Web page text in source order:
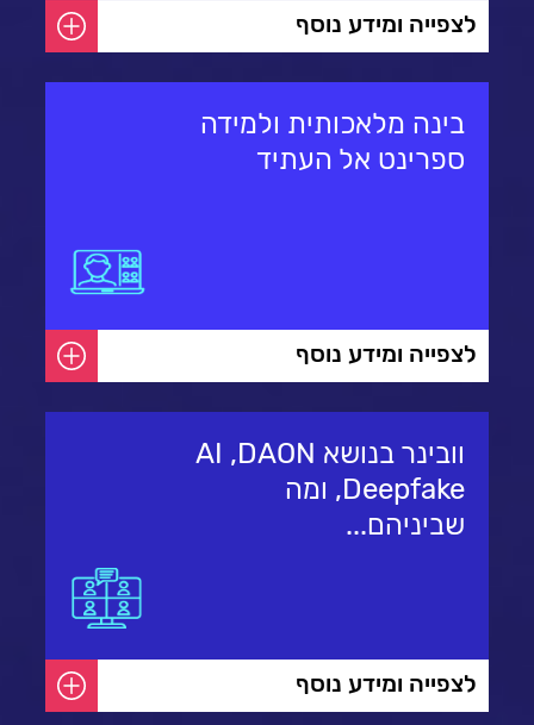
לצפייה ומידע נוסף
בינה מלאכותית ולמידה
ספרינט אל העתיד
לצפייה ומידע נוסף
וובינר בנושא AI ,DAON
,Deepfake ומה
שביניהם...
לצפייה ומידע נוסף